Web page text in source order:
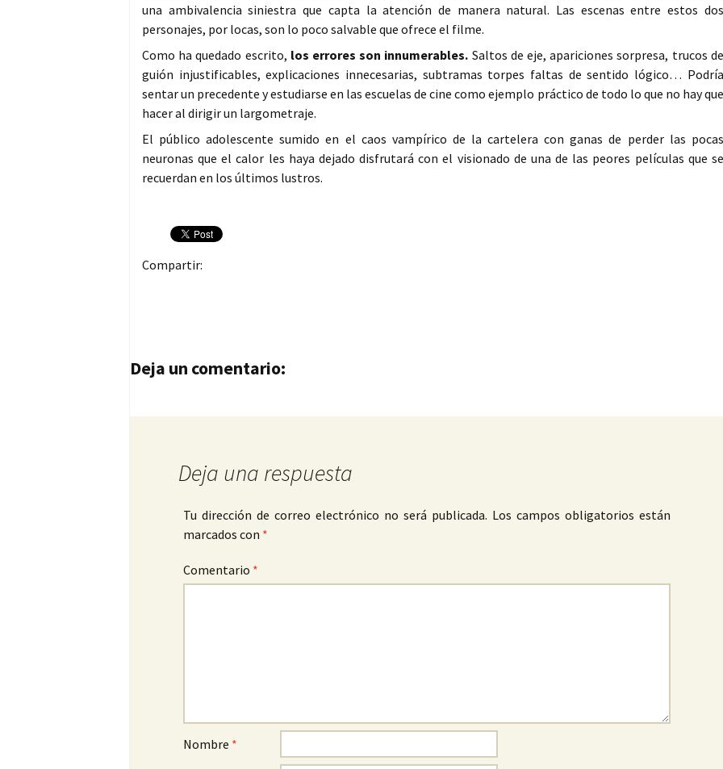
una ambivalencia siniestra que capta la atención de manera natural. Las escenas entre estos dos
personajes, por locas, son lo poco salvable que ofrece el filme.
Como ha quedado escrito, los errores son innumerables. Saltos de eje, apariciones sorpresa, trucos de
guión injustificables, explicaciones innecesarias, subtramas torpes faltas de sentido lógico… Podría
sentar un precedente y estudiarse en las escuelas de cine como ejemplo práctico de todo lo que no hay que
hacer al dirigir un largometraje.
El público adolescente sumido en el caos vampírico de la cartelera con ganas de perder las pocas
neuronas que el calor les haya dejado disfrutará con el visionado de una de las peores películas que se
recuerdan en los últimos lustros.
Compartir:
Navegación de entradas
Deja un comentario:
Deja una respuesta
Tu dirección de correo electrónico no será publicada. Los campos obligatorios están
marcados con *
Comentario *
Nombre *